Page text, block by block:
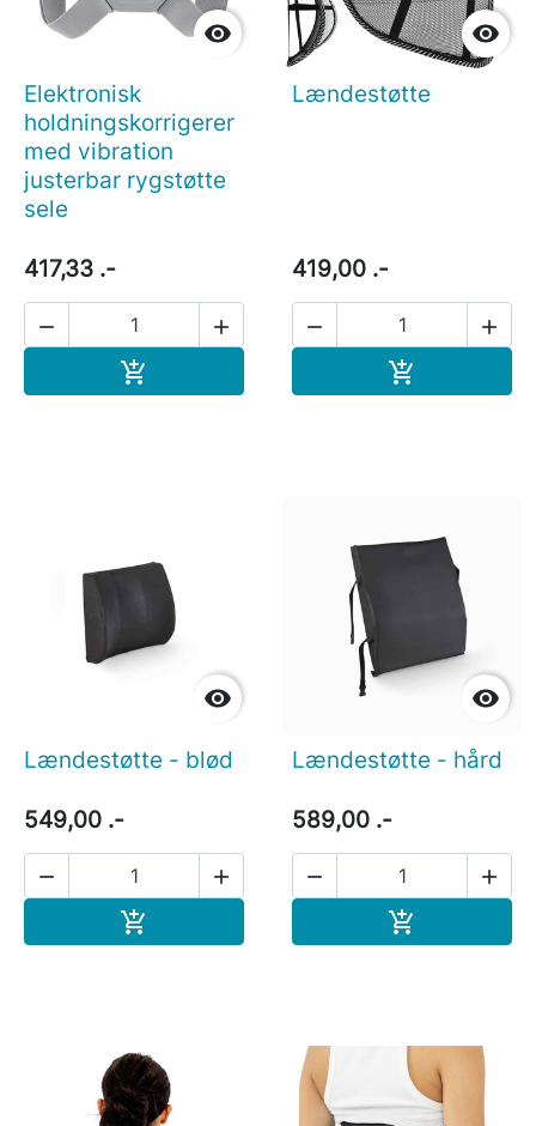

Elektronisk
holdningskorrigerer
med vibration
justerbar rygstøtte
sele
417,33 .-
 


Lændestøtte
419,00 .-
 


Lændestøtte - blød
549,00 .-
 


Lændestøtte - hård
589,00 .-
 
